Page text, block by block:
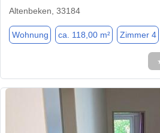
Altenbeken, 33184
Wohnung ca. 118,00 m² Zimmer 4